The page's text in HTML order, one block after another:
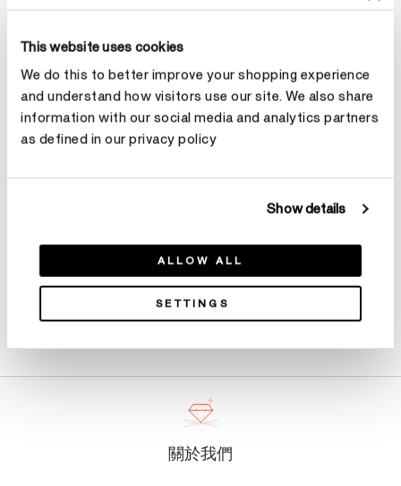
This website uses cookies
We do this to better improve your shopping experience
and understand how visitors use our site. We also share
information with our social media and analytics partners
as defined in our privacy policy
Show details
ALLOW ALL
SETTINGS
選擇 金屬
選擇 克拉總重
產品詳情
關於我們